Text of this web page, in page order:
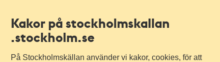
Kakor på stockholmskallan
.stockholm.se
På Stockholmskällan använder vi kakor, cookies, för att